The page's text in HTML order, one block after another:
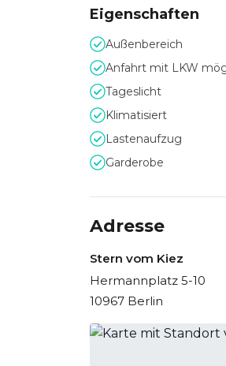
Eigenschaften
Außenbereich
Anfahrt mit LKW
Tageslicht
Klimatisiert
Lastenaufzug
Garderobe
Adresse
Stern vom Kiez
Hermannplatz 5-10
10967 Berlin